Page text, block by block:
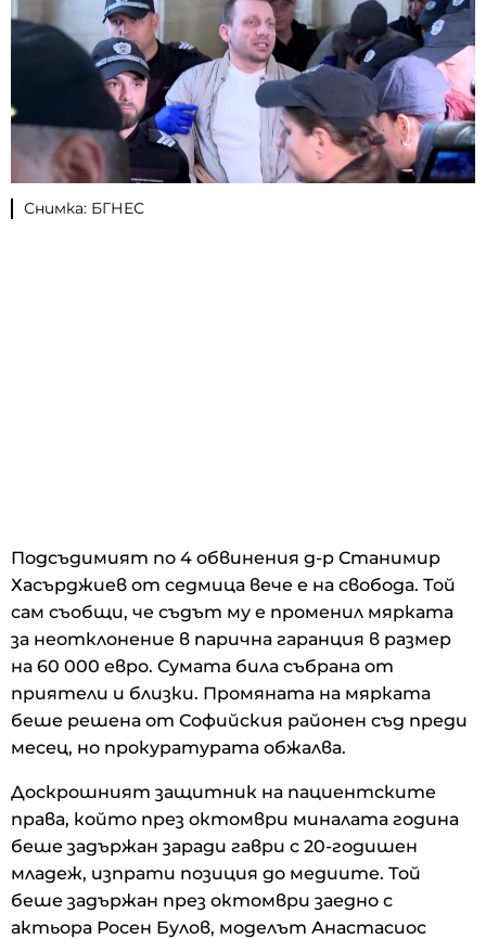
Снимка: БГНЕС
Подсъдимият по 4 обвинения д-р Станимир
Хасърджиев от седмица вече е на свобода. Той
сам съобщи, че съдът му е променил мярката
за неотклонение в парична гаранция в размер
на 60 000 евро. Сумата била събрана от
приятели и близки. Промяната на мярката
беше решена от Софийския районен съд преди
месец, но прокуратурата обжалва.
Доскрошният защитник на пациентските
права, който през октомври миналата година
беше задържан заради гаври с 20-годишен
младеж, изпрати позиция до медиите. Той
беше задържан през октомври заедно с
актьора Росен Булов, моделът Анастасиос